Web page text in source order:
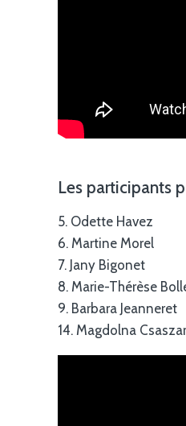
Les participants
5. Odette Havez
6. Martine Morel
7. Jany Bigonet
8. Marie-Thérèse
9. Barbara Jeanneret
14. Magdolna Csaszar